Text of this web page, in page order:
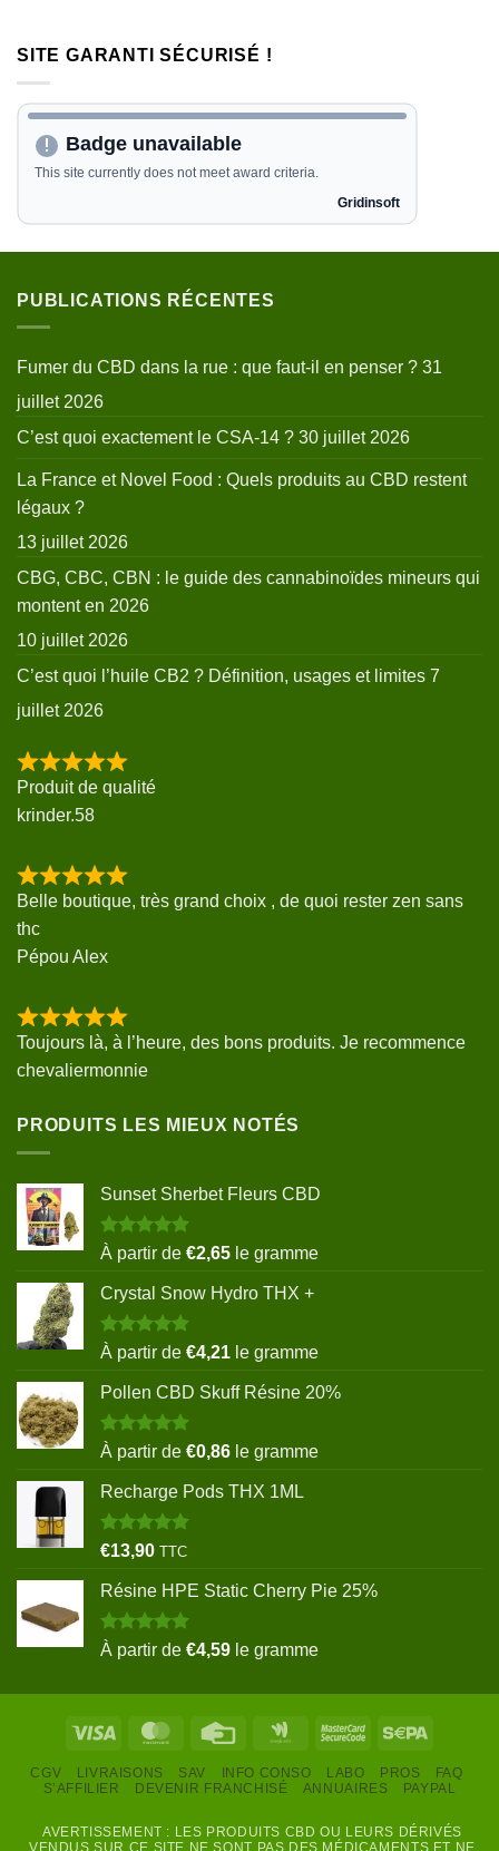
SITE GARANTI SÉCURISÉ !
PUBLICATIONS RÉCENTES
Fumer du CBD dans la rue : que faut-il en penser ? 31
juillet 2026
C’est quoi exactement le CSA-14 ? 30 juillet 2026
La France et Novel Food : Quels produits au CBD restent
légaux ?
13 juillet 2026
CBG, CBC, CBN : le guide des cannabinoïdes mineurs qui
montent en 2026
10 juillet 2026
C’est quoi l’huile CB2 ? Définition, usages et limites 7
juillet 2026
Produit de qualité
krinder.58
Belle boutique, très grand choix , de quoi rester zen sans
thc
Pépou Alex
Toujours là, à l’heure, des bons produits. Je recommence
chevaliermonnie
PRODUITS LES MIEUX NOTÉS
Sunset Sherbet Fleurs CBD
Note5.00
sur 5
À partir de €2,65 le gramme
Crystal Snow Hydro THX +
Note5.00
sur 5
À partir de €4,21 le gramme
Pollen CBD Skuff Résine 20%
Note5.00
sur 5
À partir de €0,86 le gramme
Recharge Pods THX 1ML
Note5.00
€13,90 TTC
Résine HPE Static Cherry Pie 25%
Note5.00
sur 5
À partir de €4,59 le gramme
Visa MasterCardCredit
Google
MasterCard
CGV LIVRAISONS SAV INFO CONSO LABO PROS
FAQ
S’AFFILIER
DEVENIR FRANCHISÉ ANNUAIRES PAYPAL
AVERTISSEMENT : LES PRODUITS CBD OU LEURS DÉRIVÉS
VENDUS SUR CE SITE NE SONT PAS DES MÉDICAMENTS ET NE